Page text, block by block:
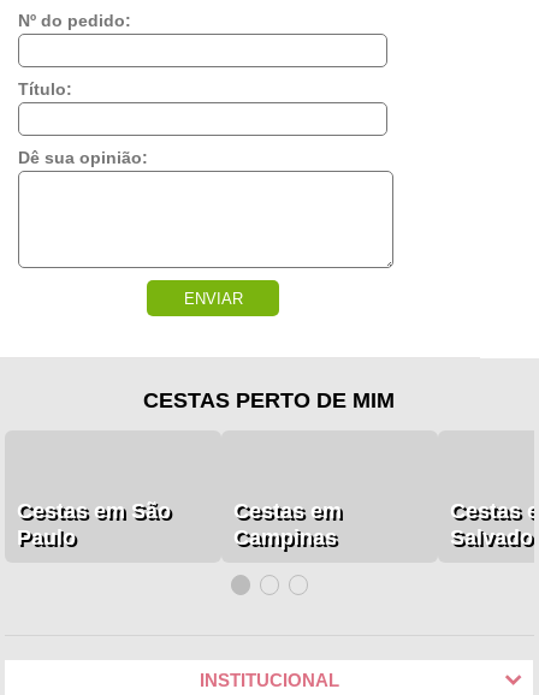
Nº do pedido:
Título:
Dê sua opinião:
ENVIAR
CESTAS PERTO DE MIM
Cestas em São
Paulo
Cestas em
Campinas
Cestas
INSTITUCIONAL